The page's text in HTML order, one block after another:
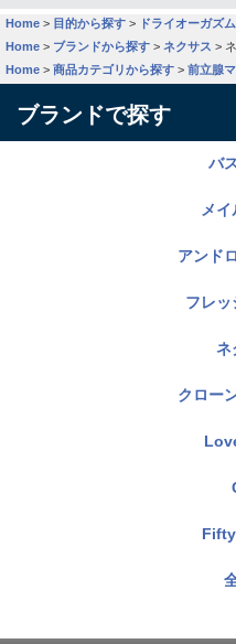
Home > 目的から探す > ドライオーガズム
Home > ブランドから探す > ネクサス >
Home > 商品カテゴリから探す > 前立腺
ブランドで探す
バ
メ
アンド
フレッ
ネ
クロー